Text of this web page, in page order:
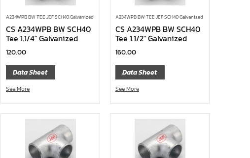
A234WPB BW TEE JEF SCH40 Galvanized
CS A234WPB BW SCH40
Tee 1.1/4″ Galvanized
120.00
Data Sheet
See More
A234WPB BW TEE JEF SCH40 Galvanized
CS A234WPB BW SCH40
Tee 1.1/2″ Galvanized
160.00
Data Sheet
See More